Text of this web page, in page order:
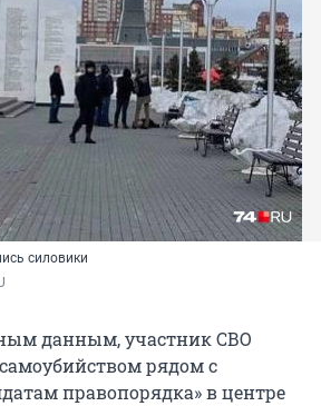
силовики
данным, участник СВО
рядом с
правопорядка» в центре